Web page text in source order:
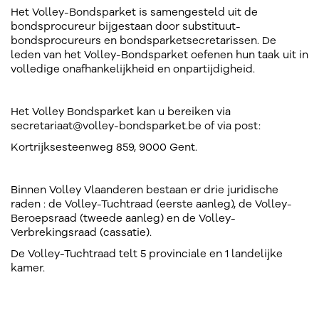
Het Volley-Bondsparket is samengesteld uit de
bondsprocureur bijgestaan door substituut-
bondsprocureurs en bondsparketsecretarissen. De
leden van het Volley-Bondsparket oefenen hun taak uit in
volledige onafhankelijkheid en onpartijdigheid.
Het Volley Bondsparket kan u bereiken via
secretariaat@volley-bondsparket.be of via post:
Kortrijksesteenweg 859, 9000 Gent.
Binnen Volley Vlaanderen bestaan er drie juridische
raden : de Volley-Tuchtraad (eerste aanleg), de Volley-
Beroepsraad (tweede aanleg) en de Volley-
Verbrekingsraad (cassatie).
De Volley-Tuchtraad telt 5 provinciale en 1 landelijke
kamer.